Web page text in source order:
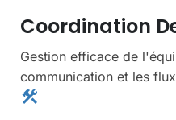
Coordination
Gestion efficace de
communication et les
construction